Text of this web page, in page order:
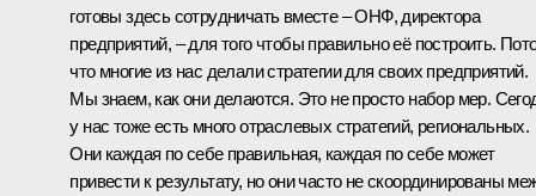
готовы здесь сотрудничать вместе – ОНФ, директора
предприятий, – для того чтобы правильно её построить.
что многие из нас делали стратегии для своих предприятий.
Мы знаем, как они делаются. Это не просто набор мер.
у нас тоже есть много отраслевых стратегий, региональных.
Они каждая по себе правильная, каждая по себе может
привести к результату, но они часто не скоординированы